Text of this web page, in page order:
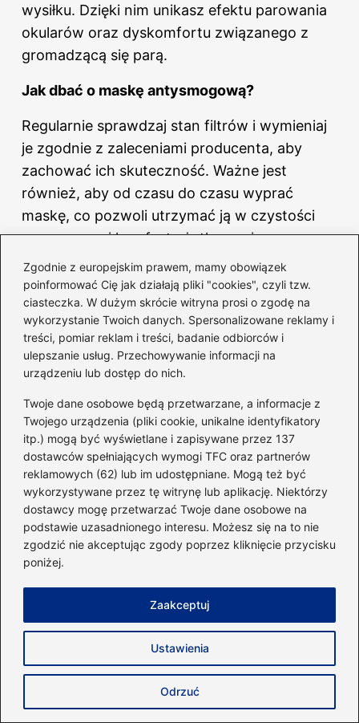
Zgodnie z europejskim prawem, mamy obowiązek
poinformować Cię jak działają pliki "cookies", czyli tzw.
ciasteczka. W dużym skrócie witryna prosi o zgodę na
wykorzystanie Twoich danych. Spersonalizowane reklamy i
treści, pomiar reklam i treści, badanie odbiorców i
ulepszanie usług. Przechowywanie informacji na
urządzeniu lub dostęp do nich.
Twoje dane osobowe będą przetwarzane, a informacje z
Twojego urządzenia (pliki cookie, unikalne identyfikatory
itp.) mogą być wyświetlane i zapisywane przez 137
dostawców spełniających wymogi TFC oraz partnerów
reklamowych (62) lub im udostępniane. Mogą też być
wykorzystywane przez tę witrynę lub aplikację. Niektórzy
dostawcy mogę przetwarzać Twoje dane osobowe na
podstawie uzasadnionego interesu. Możesz się na to nie
zgodzić nie akceptując zgody poprzez kliknięcie przycisku
poniżej.
Ustawienia
Odrzuć
Zaakceptuj
wysiłku. Dzięki nim unikasz efektu parowania
okularów oraz dyskomfortu związanego z
gromadzącą się parą.
Jak dbać o maskę antysmogową?
Regularnie sprawdzaj stan filtrów i wymieniaj
je zgodnie z zaleceniami producenta, aby
zachować ich skuteczność. Ważne jest
również, aby od czasu do czasu wyprać
maskę, co pozwoli utrzymać ją w czystości
oraz poprawi komfort użytkowania.
Co należy wiedzieć o intensywności
treningu w masce antysmogowej?
Maska sprawdzi się najlepiej podczas biegania
w umiarkowanym tempie, gdyż intensywne
treningi, takie jak interwały, mogą prowadzić
do problemów z oddychaniem. W takich
sytuacjach lepiej rozważyć trening w
zamkniętym pomieszczeniu, aby zadbać o
własne zdrowie.
Powiązane wpisy:
Najważniejsze rzeczy, które musisz
zabrać na 10 dniowy obóz sportowy
Jakie są zarobki trenera Adama Nawałki
w świecie sportu?
Ergowiosła – Jak efektywnie ćwiczyć i
poprawić swoją formę